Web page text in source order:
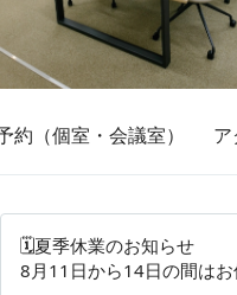
その他
約（個室・会議室）
🗓️夏季休業のお知らせ
8月11日から14日の間はお